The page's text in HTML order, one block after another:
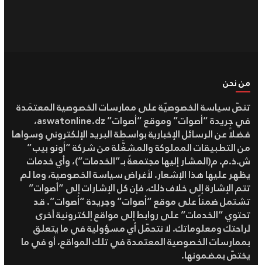
من نحن
تنصّ سياسة الخصوصيّة على ممارسات الخصوصية المعتمَدة
في جريدة “أصوات” وموقع “أصوات” aswatonline.dz،
فضلاً عن الرسائل الإخبارية بواسطة البريد الإلكتروني وسواها
من التطبيقات المملوكة والمشغَّلة من شركة “أونو بيب”
ش.ذ.م. م(المشار إليها مجتمعةً بـ”الخدمات”)، وأي خدمات
يظهر عليها هذا الإشعار. لأغراض سياسة الخصوصية، وما لم
تتم الإشارة إلى خلاف ذلك، فإن كل الإشارات إلى “أصوات”
تشتمل ضمناً على موقع “أصوات” وجريدة “أصوات”. قد
تحتوي “الخدمات” على روابط إلى مواقع إلكترونية أخرى
لراحتك ومعلوماتك. لا نتحمّل أي مسؤولية في ما يتعلق
بممارسات الخصوصية المعتمدة في تلك المواقع، أو في ما
يختصّ بمضمونها.